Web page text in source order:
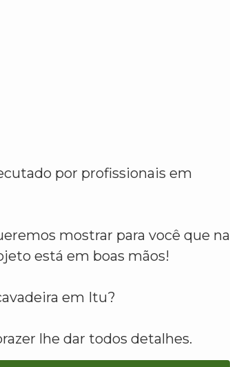
por profissionais em
mostrar para você que na
está em boas mãos!
em Itu?
lhe dar todos detalhes.